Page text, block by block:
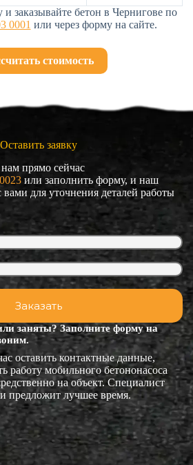
заказывайте бетон в Чернигове по
0001 или через форму на сайте.
стоимость
Оставить заявку
прямо сейчас
или заполнить форму, и наш
вами для уточнения деталей работы
заняты? Заполните форму на
оставить контактные данные,
работу мобильного бетононасоса
на объект. Специалист
и предложит лучшее время.